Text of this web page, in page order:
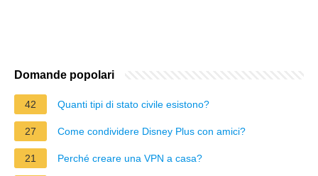
Domande popolari
42 Quanti tipi di stato civile esistono?
27 Come condividere Disney Plus con amici?
21 Perché creare una VPN a casa?